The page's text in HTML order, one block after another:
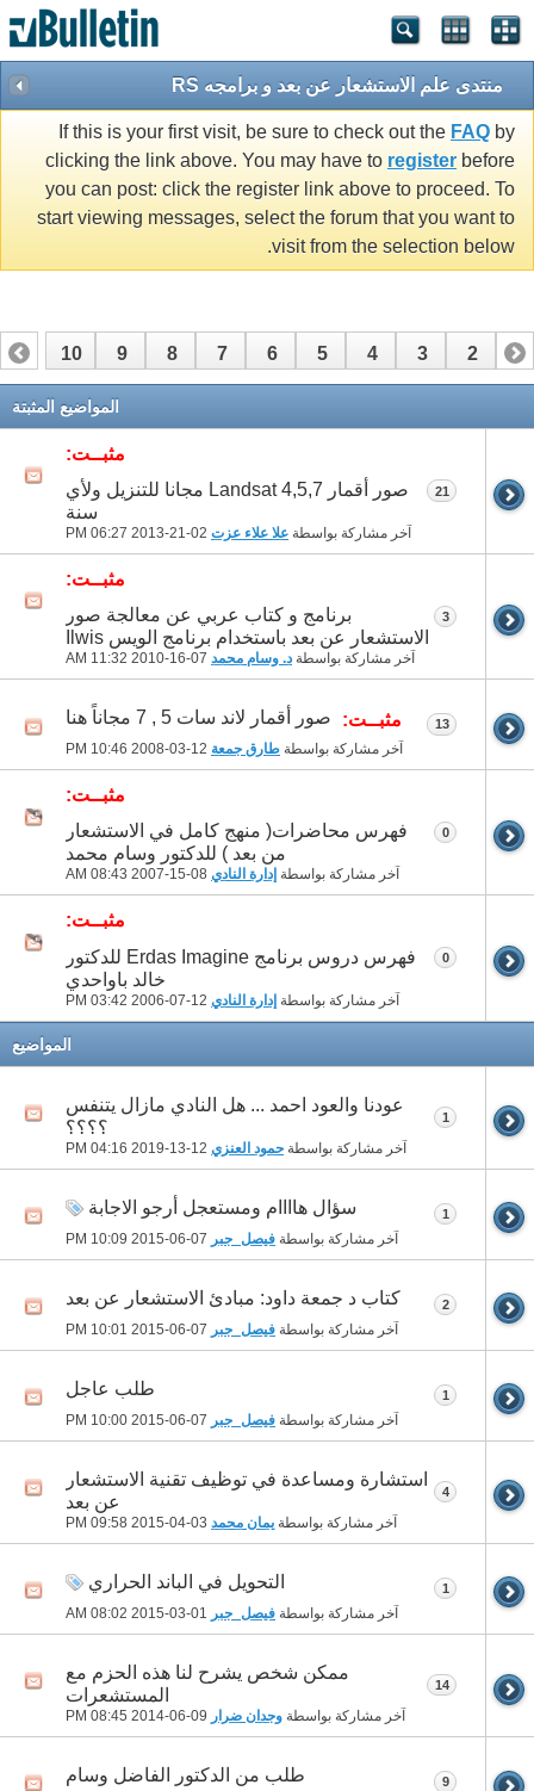
منتدى علم الاستشعار عن بعد و برامجه RS
If this is your first visit, be sure to check out the FAQ by
clicking the link above. You may have to register before
you can post: click the register link above to proceed. To
start viewing messages, select the forum that you want to
visit from the selection below.
1
2
3
4
5
6
7
8
9
10
المواضيع المثبتة
مثبــت:
صور أقمار Landsat 4,5,7 مجانا للتنزيل ولأي
سنة
آخر مشاركة بواسطة علا علاء عزت 06:27 PM
21
مثبــت:
برنامج و كتاب عربي عن معالجة صور
الاستشعار عن بعد باستخدام برنامج الويس Ilwis
آخر مشاركة بواسطةد. وسام محمد 11:32 AM
3
مثبــت: صور أقمار لاند سات 5 , 7 مجاناً هنا
آخر مشاركة بواسطة طارق جمعة 10:46 PM
13
مثبــت:
فهرس محاضرات( منهج كامل في الاستشعار
من بعد ) للدكتور وسام محمد
آخر مشاركة بواسطة إدارة النادي 08:43 AM
0
مثبــت:
فهرس دروس برنامج Erdas Imagine للدكتور
خالد باواحدي
آخر مشاركة بواسطة إدارة النادي 03:42 PM
0
المواضيع
عودنا والعود احمد ... هل النادي مازال يتنفس
؟؟؟؟
آخر مشاركة بواسطة حمود العنزي 04:16 PM
1
سؤال هاااام ومستعجل أرجو الاجابة
آخر مشاركة بواسطة فيصل_جبر 10:09 PM
1
كتاب د جمعة داود: مبادئ الاستشعار عن بعد
آخر مشاركة بواسطة فيصل_جبر 10:01 PM
2
طلب عاجل
آخر مشاركة بواسطة فيصل_جبر 10:00 PM
1
استشارة ومساعدة في توظيف تقنية الاستشعار
عن بعد
آخر مشاركة بواسطة يمان محمد 09:58 PM
4
التحويل في الباند الحراري
آخر مشاركة بواسطة فيصل_جبر 08:02 AM
1
ممكن شخص يشرح لنا هذه الحزم مع
المستشعرات
آخر مشاركة بواسطة وجدان ضرار 08:45 PM
14
طلب من الدكتور الفاضل وسام 9